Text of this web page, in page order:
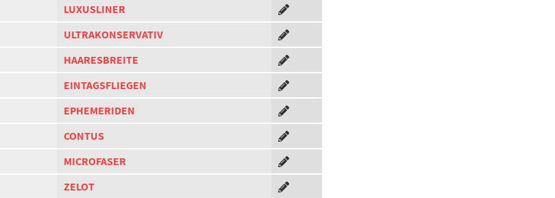
LUXUSLINER
ULTRAKONSERVATIV
HAARESBREITE
EINTAGSFLIEGEN
EPHEMERIDEN
CONTUS
MICROFASER
ZELOT